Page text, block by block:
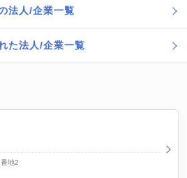
法人/企業一覧
た法人/企業一覧
地2